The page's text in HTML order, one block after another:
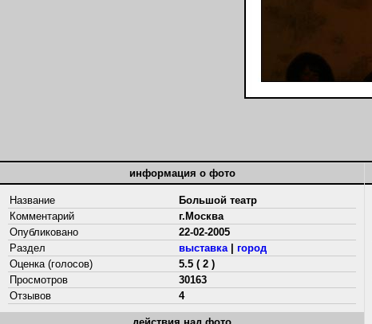
информация о фото
Название
Большой театр
Комментарий
г.Москва
Опубликовано
22-02-2005
Раздел
выставка| город
Оценка (голосов)
5.5 ( 2 )
Просмотров
30163
Отзывов
4